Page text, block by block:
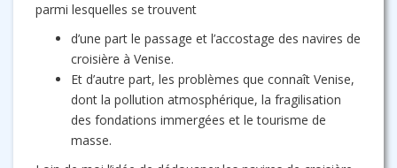
parmi lesquelles se trouvent
d’une part le passage et l’accostage des navires de
croisière à Venise.
Et d’autre part, les problèmes que connaît Venise,
dont la pollution atmosphérique, la fragilisation
des fondations immergées et le tourisme de
masse.